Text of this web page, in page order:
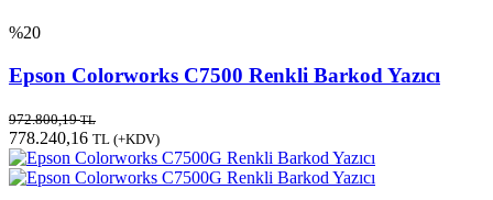
%20
Epson Colorworks C7500 Renkli Barkod Yazıcı
972.800,19TL
778.240,16 TL (+KDV)